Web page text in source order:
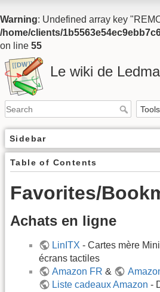
Warning: Undefined array key
/home/clients/
on line 55
Le wiki de
Sidebar
Table of Contents
Favorites/
Achats en ligne
LinITX - Cartes mère
écrans tactiles
Amazon FR &
Liste cadeaux Amazon -